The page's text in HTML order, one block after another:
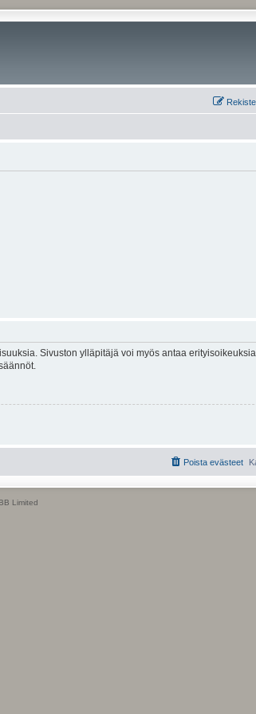
Sivuston ylläpitäjä voi myös antaa
Poista evästeet
Limited